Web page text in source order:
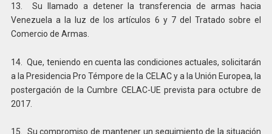
13. Su llamado a detener la transferencia de armas hacia
Venezuela a la luz de los artículos 6 y 7 del Tratado sobre el
Comercio de Armas.
14. Que, teniendo en cuenta las condiciones actuales, solicitarán
a la Presidencia Pro Témpore de la CELAC y a la Unión Europea, la
postergación de la Cumbre CELAC-UE prevista para octubre de
2017.
15. Su compromiso de mantener un seguimiento de la situación